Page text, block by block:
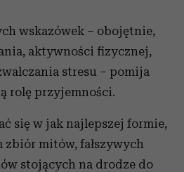
wskazówek – obojętnie,
aktywności fizycznej,
stresu – pomija
rolę przyjemności.
się w jak najlepszej formie,
mitów, fałszywych
stojących na drodze do